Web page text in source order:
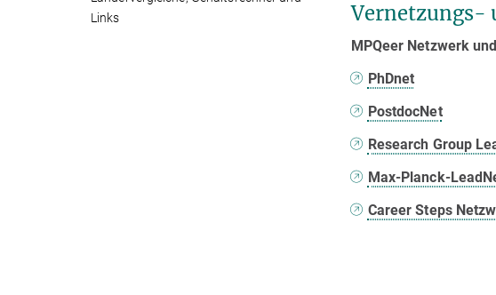
Vernetzungs-
MPQeer Netzwerk
PhDnet
PostdocNet
Research Group
Max-Planck-
Career Steps
Links